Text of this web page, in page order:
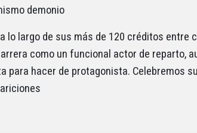
demonio
lo largo de sus más de 120 créditos entre
como un funcional actor de reparto,
para hacer de protagonista. Celebremos